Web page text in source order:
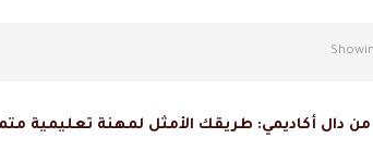
من دال أكاديمي: طريقك الأمثل لمهنة تعليمية